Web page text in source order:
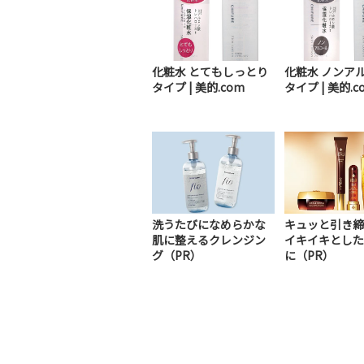
化粧水 とてもしっとり
タイプ | 美的.com
化粧水 ノンア
タイプ | 美的
洗うたびになめらかな
肌に整えるクレンジン
グ（PR）
キュッと引き
イキイキとし
に（PR）